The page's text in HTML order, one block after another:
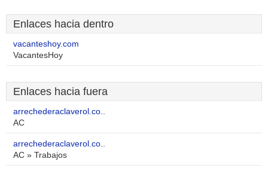
Enlaces hacia dentro
vacanteshoy.com
VacantesHoy
Enlaces hacia fuera
arrechederaclaverol.co..
AC
arrechederaclaverol.co..
AC » Trabajos